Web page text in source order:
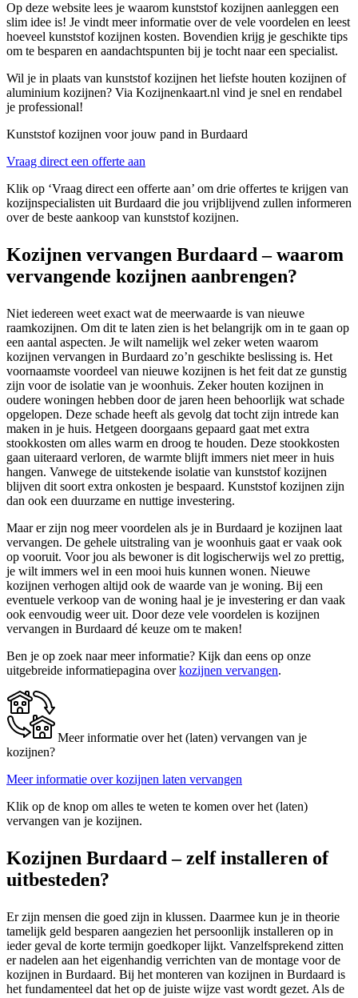
Op deze website lees je waarom kunststof kozijnen aanleggen een
slim idee is! Je vindt meer informatie over de vele voordelen en leest
hoeveel kunststof kozijnen kosten. Bovendien krijg je geschikte tips
om te besparen en aandachtspunten bij je tocht naar een specialist.
Wil je in plaats van kunststof kozijnen het liefste houten kozijnen of
aluminium kozijnen? Via Kozijnenkaart.nl vind je snel en rendabel
je professional!
Kunststof kozijnen voor jouw pand in Burdaard
Vraag direct een offerte aan
Klik op ‘Vraag direct een offerte aan’ om drie offertes te krijgen van
kozijnspecialisten uit Burdaard die jou vrijblijvend zullen informeren
over de beste aankoop van kunststof kozijnen.
Kozijnen vervangen Burdaard – waarom
vervangende kozijnen aanbrengen?
Niet iedereen weet exact wat de meerwaarde is van nieuwe
raamkozijnen. Om dit te laten zien is het belangrijk om in te gaan op
een aantal aspecten. Je wilt namelijk wel zeker weten waarom
kozijnen vervangen in Burdaard zo’n geschikte beslissing is. Het
voornaamste voordeel van nieuwe kozijnen is het feit dat ze gunstig
zijn voor de isolatie van je woonhuis. Zeker houten kozijnen in
oudere woningen hebben door de jaren heen behoorlijk wat schade
opgelopen. Deze schade heeft als gevolg dat tocht zijn intrede kan
maken in je huis. Hetgeen doorgaans gepaard gaat met extra
stookkosten om alles warm en droog te houden. Deze stookkosten
gaan uiteraard verloren, de warmte blijft immers niet meer in huis
hangen. Vanwege de uitstekende isolatie van kunststof kozijnen
blijven dit soort extra onkosten je bespaard. Kunststof kozijnen zijn
dan ook een duurzame en nuttige investering.
Maar er zijn nog meer voordelen als je in Burdaard je kozijnen laat
vervangen. De gehele uitstraling van je woonhuis gaat er vaak ook
op vooruit. Voor jou als bewoner is dit logischerwijs wel zo prettig,
je wilt immers wel in een mooi huis kunnen wonen. Nieuwe
kozijnen verhogen altijd ook de waarde van je woning. Bij een
eventuele verkoop van de woning haal je je investering er dan vaak
ook eenvoudig weer uit. Door deze vele voordelen is kozijnen
vervangen in Burdaard dé keuze om te maken!
Ben je op zoek naar meer informatie? Kijk dan eens op onze
uitgebreide informatiepagina overkozijnen vervangen.
Meer informatie over het (laten) vervangen van je
kozijnen?
Meer informatie over kozijnen laten vervangen
Klik op de knop om alles te weten te komen over het (laten)
vervangen van je kozijnen.
Kozijnen Burdaard – zelf installeren of
uitbesteden?
Er zijn mensen die goed zijn in klussen. Daarmee kun je in theorie
tamelijk geld besparen aangezien het persoonlijk installeren op in
ieder geval de korte termijn goedkoper lijkt. Vanzelfsprekend zitten
er nadelen aan het eigenhandig verrichten van de montage voor de
kozijnen in Burdaard. Bij het monteren van kozijnen in Burdaard is
het fundamenteel dat het op de juiste wijze vast wordt gezet. Als de